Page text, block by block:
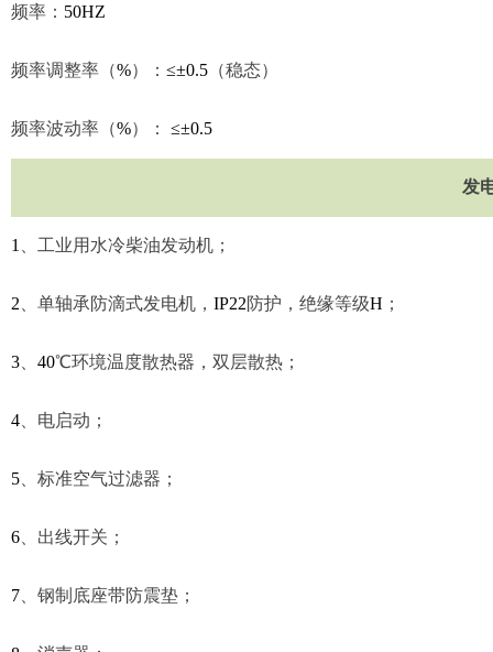
频率： 50HZ
频率调整率（%）： ≤±0.5 （稳态）
频率波动率（%）： ≤±0.5
发
1 工业用水冷柴油发动机；
2 单轴承防滴式发电机， IP22防护，绝缘等级H ；
3 40℃环境温度散热器，双层散热；
4 电启动；
5 标准空气过滤器；
6 出线开关；
7 钢制底座带防震垫；